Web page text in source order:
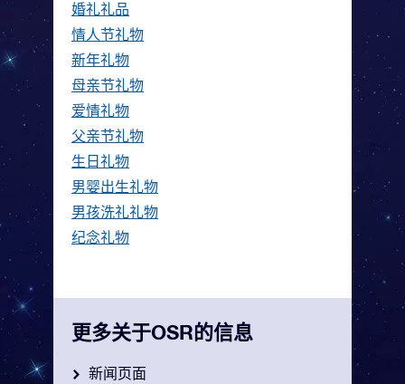
婚礼礼品
情人节礼物
新年礼物
母亲节礼物
爱情礼物
父亲节礼物
生日礼物
男婴出生礼物
男孩洗礼礼物
纪念礼物
更多关于OSR的信息
新闻页面